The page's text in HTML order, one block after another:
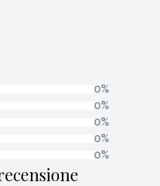
0%
0%
0%
0%
0%